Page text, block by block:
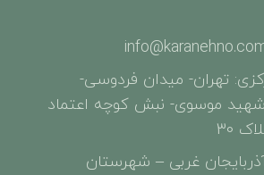
تهران- میدان فردوسی-
شهید موسوی- نبش کوچه اعتماد
30
غربی – شهرستان